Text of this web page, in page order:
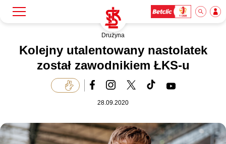
Klub
Drużyna
Kolejny utalentowany nastolatek
został zawodnikiem ŁKS-u
28.09.2020